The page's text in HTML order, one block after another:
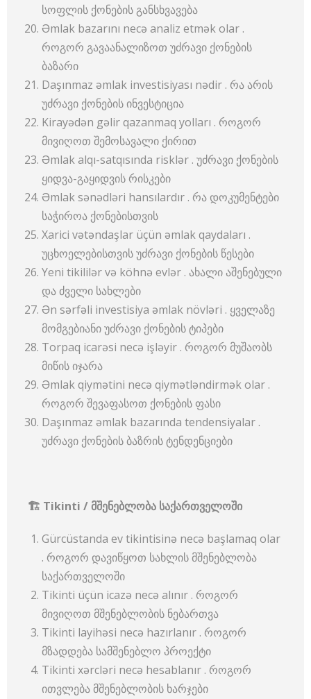
სოფლის ქონების განსხვავება
Əmlak bazarını necə analiz etmək olar .
როგორ გავაანალიზოთ უძრავი ქონების
ბაზარი
Daşınmaz əmlak investisiyası nədir . რა არის
უძრავი ქონების ინვესტიცია
Kirayədən gəlir qazanmaq yolları . როგორ
მივიღოთ შემოსავალი ქირით
Əmlak alqı-satqısında risklər . უძრავი ქონების
ყიდვა-გაყიდვის რისკები
Əmlak sənədləri hansılardır . რა დოკუმენტები
საჭიროა ქონებისთვის
Xarici vətəndaşlar üçün əmlak qaydaları .
უცხოელებისთვის უძრავი ქონების წესები
Yeni tikililər və köhnə evlər . ახალი აშენებული
და ძველი სახლები
Ən sərfəli investisiya əmlak növləri . ყველაზე
მომგებიანი უძრავი ქონების ტიპები
Torpaq icarəsi necə işləyir . როგორ მუშაობს
მიწის იჯარა
Əmlak qiymətini necə qiymətləndirmək olar .
როგორ შევაფასოთ ქონების ფასი
Daşınmaz əmlak bazarında tendensiyalar .
უძრავი ქონების ბაზრის ტენდენციები
🏗 Tikinti / მშენებლობა საქართველოში
Gürcüstanda ev tikintisinə necə başlamaq olar
. როგორ დავიწყოთ სახლის მშენებლობა
საქართველოში
Tikinti üçün icazə necə alınır . როგორ
მივიღოთ მშენებლობის ნებართვა
Tikinti layihəsi necə hazırlanır . როგორ
მზადდება სამშენებლო პროექტი
Tikinti xərcləri necə hesablanır . როგორ
ითვლება მშენებლობის ხარჯები